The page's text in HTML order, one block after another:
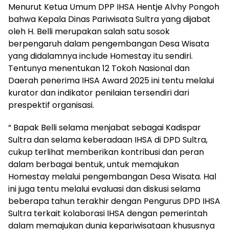
Menurut Ketua Umum DPP IHSA Hentje Alvhy Pongoh
bahwa Kepala Dinas Pariwisata Sultra yang dijabat
oleh H. Belli merupakan salah satu sosok
berpengaruh dalam pengembangan Desa Wisata
yang didalamnya include Homestay itu sendiri.
Tentunya menentukan 12 Tokoh Nasional dan
Daerah penerima IHSA Award 2025 ini tentu melalui
kurator dan indikator penilaian tersendiri dari
prespektif organisasi.
“ Bapak Belli selama menjabat sebagai Kadispar
Sultra dan selama keberadaan IHSA di DPD Sultra,
cukup terlihat memberikan kontribusi dan peran
dalam berbagai bentuk, untuk memajukan
Homestay melalui pengembangan Desa Wisata. Hal
ini juga tentu melalui evaluasi dan diskusi selama
beberapa tahun terakhir dengan Pengurus DPD IHSA
Sultra terkait kolaborasi IHSA dengan pemerintah
dalam memajukan dunia kepariwisataan khususnya